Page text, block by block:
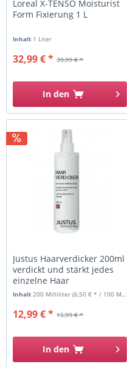
Loreal X-TENSO Moisturist
Form Fixierung 1 L
Inhalt 1 Liter
39,99 € *
32,99 € *
In den
Justus Haarverdicker 200ml
verdickt und stärkt jedes
einzelne Haar
Inhalt 200 Milliliter(6,50 € * / 100 Milliliter)
15,99 € *
12,99 € *
In den